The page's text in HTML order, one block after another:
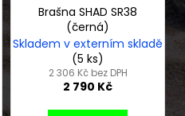
Brašna SHAD SR38
(černá)
Skladem v externím skladě
(5 ks)
2 306 Kč bez DPH
2 790 Kč